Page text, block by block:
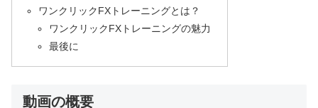
ワンクリックFXトレーニングとは？
ワンクリックFXトレーニングの魅力
最後に
動画の概要